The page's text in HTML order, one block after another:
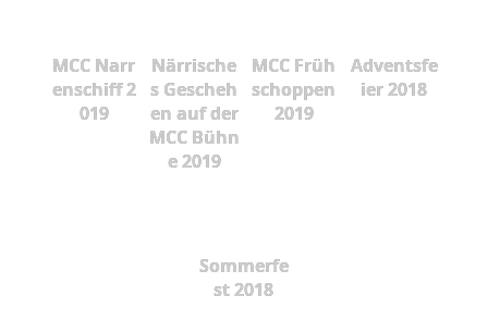
MCC Narr
enschiff 2
019
Närrische
s Gescheh
en auf der
MCC Bühn
e 2019
MCC Früh
schoppen
2019
Adventsfe
ier 2018
Sommerfe
st 2018